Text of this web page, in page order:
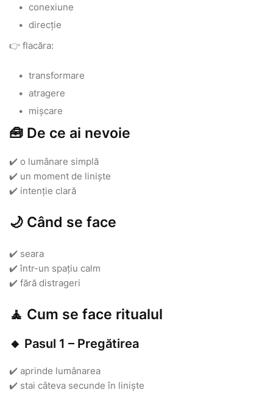
conexiune
direcție
👉 flacăra:
transformare
atragere
mișcare
🧰 De ce ai nevoie
✔️ o lumânare simplă
✔️ un moment de liniște
✔️ intenție clară
🌙 Când se face
✔️ seara
✔️ într-un spațiu calm
✔️ fără distrageri
🧘 Cum se face ritualul
🔸 Pasul 1 – Pregătirea
✔️ aprinde lumânarea
✔️ stai câteva secunde în liniște